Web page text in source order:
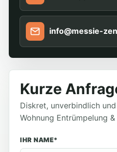
info@messie-
Kurze
Diskret, unverbindlich
Wohnung Entrümpelung &
IHR NAME*